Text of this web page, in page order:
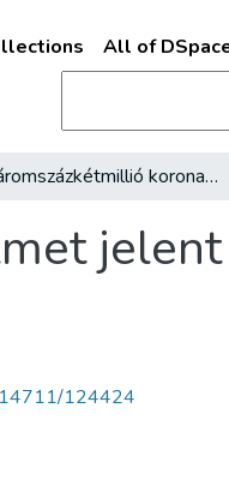
All of
Háromszázkétmillió korona jövedelmet jelent az emelés a villamosvasutaknak
124424